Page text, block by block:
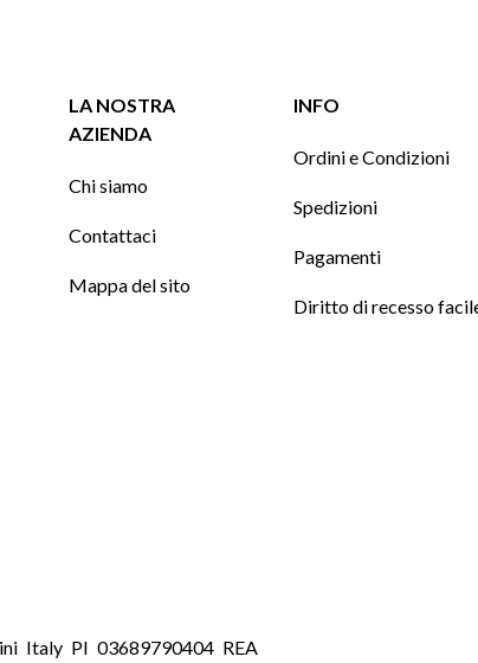
LA NOSTRA
AZIENDA
Chi siamo
Contattaci
Mappa del sito
INFO
Ordini e Condizioni
Spedizioni
Pagamenti
Diritto di recesso
Italy PI 03689790404 REA